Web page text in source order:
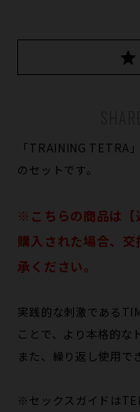
「TRAINING TETRA
のセットです。
※こちらの​商品は​【
購入された​場合、​
承ください。
実践的な刺激である
ことで、より本格的な
また、繰り返し使用で
※セックスガイドは